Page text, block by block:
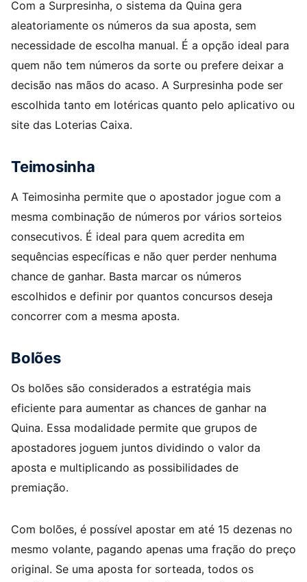
Com a Surpresinha, o sistema da Quina gera
aleatoriamente os números da sua aposta, sem
necessidade de escolha manual. É a opção ideal para
quem não tem números da sorte ou prefere deixar a
decisão nas mãos do acaso. A Surpresinha pode ser
escolhida tanto em lotéricas quanto pelo aplicativo ou
site das Loterias Caixa.​
Teimosinha
A Teimosinha permite que o apostador jogue com a
mesma combinação de números por vários sorteios
consecutivos. É ideal para quem acredita em
sequências específicas e não quer perder nenhuma
chance de ganhar. Basta marcar os números
escolhidos e definir por quantos concursos deseja
concorrer com a mesma aposta.​
Bolões
Os bolões são considerados a estratégia mais
eficiente para aumentar as chances de ganhar na
Quina. Essa modalidade permite que grupos de
apostadores joguem juntos dividindo o valor da
aposta e multiplicando as possibilidades de
premiação.
Com bolões, é possível apostar em até 15 dezenas no
mesmo volante, pagando apenas uma fração do preço
original. Se uma aposta for sorteada, todos os